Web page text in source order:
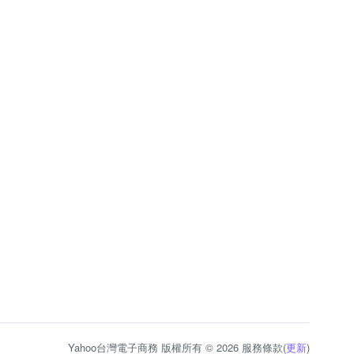
Yahoo台灣電子商務 版權所有 © 2026 服務條款(更新)